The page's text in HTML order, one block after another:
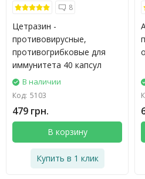
8
Цетразин -
противовирусные,
противогрибковые для
иммунитета 40 капсул
В наличии
Код: 5103
479 грн.
В корзину
Купить в 1 клик